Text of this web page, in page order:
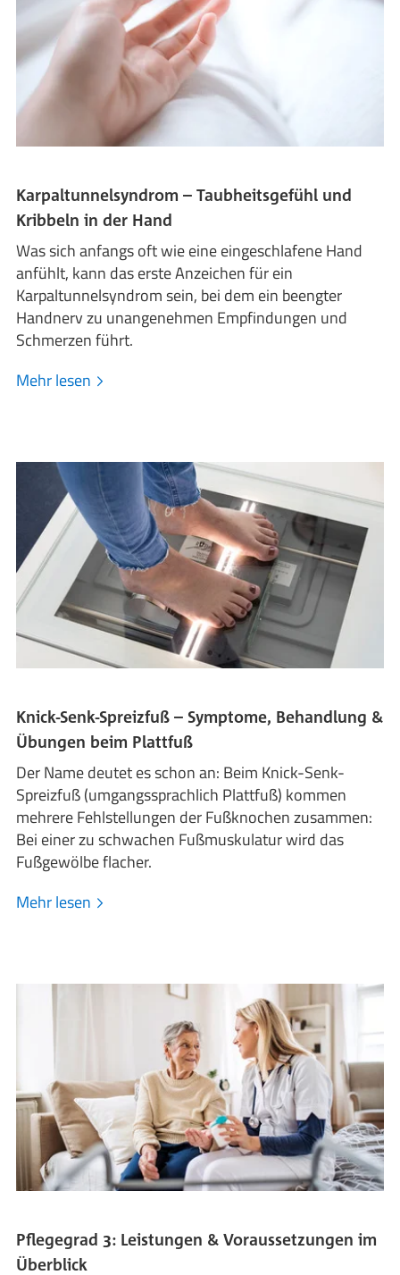
Karpaltunnelsyndrom – Taubheitsgefühl und
Kribbeln in der Hand
Was sich anfangs oft wie eine eingeschlafene Hand
anfühlt, kann das erste Anzeichen für ein
Karpaltunnelsyndrom sein, bei dem ein beengter
Handnerv zu unangenehmen Empfindungen und
Schmerzen führt.
Mehr lesen
Knick-Senk-Spreizfuß – Symptome, Behandlung &
Übungen beim Plattfuß
Der Name deutet es schon an: Beim Knick-Senk-
Spreizfuß (umgangssprachlich Plattfuß) kommen
mehrere Fehlstellungen der Fußknochen zusammen:
Bei einer zu schwachen Fußmuskulatur wird das
Fußgewölbe flacher.
Mehr lesen
Pflegegrad 3: Leistungen & Voraussetzungen im
Überblick